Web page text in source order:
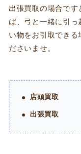
出張買取の場合で
ば、弓と一緒に引っ
い物をお引取できる
ださいませ。
店頭買取
出張買取